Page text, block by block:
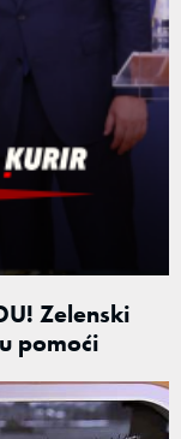
Zelenski
pomoći